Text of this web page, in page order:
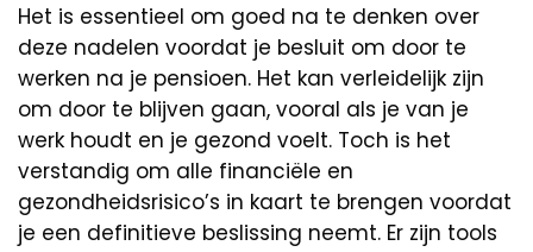
Het is essentieel om goed na te denken over
deze nadelen voordat je besluit om door te
werken na je pensioen. Het kan verleidelijk zijn
om door te blijven gaan, vooral als je van je
werk houdt en je gezond voelt. Toch is het
verstandig om alle financiële en
gezondheidsrisico’s in kaart te brengen voordat
je een definitieve beslissing neemt. Er zijn tools